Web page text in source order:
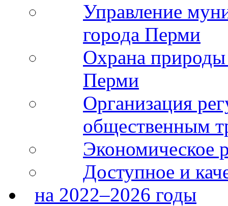
Управление
города Перми
Охрана природы
Перми
Организация
общественным
Экономическое
Доступное и
на 2022–2026 годы